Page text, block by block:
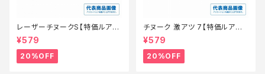
レーザーチヌークS【特価ルア
ー】【20】
¥579
20%OFF
チヌーク 激アツ 7【特価ルアー】
【20】
¥579
20%OFF